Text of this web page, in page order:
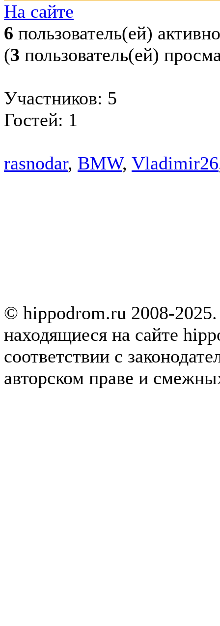
На сайте
6 пользователь(ей) активно
(3 пользователь(ей)
Участников: 5
Гостей: 1
rasnodar, BMW, Vladimir26
© hippodrom.ru 2008-
находящиеся на сайте
соответствии с
авторском праве и